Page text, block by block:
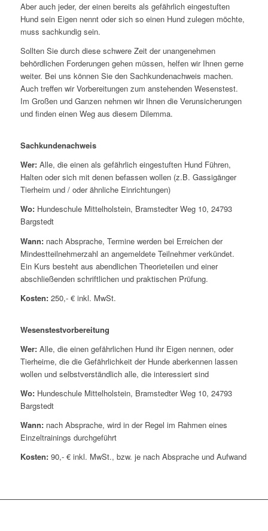
Aber auch jeder, der einen bereits als gefährlich eingestuften
Hund sein Eigen nennt oder sich so einen Hund zulegen möchte,
muss sachkundig sein.
Sollten Sie durch diese schwere Zeit der unangenehmen
behördlichen Forderungen gehen müssen, helfen wir Ihnen gerne
weiter. Bei uns können Sie den Sachkundenachweis machen.
Auch treffen wir Vorbereitungen zum anstehenden Wesenstest.
Im Großen und Ganzen nehmen wir Ihnen die Verunsicherungen
und finden einen Weg aus diesem Dilemma.
Sachkundenachweis
Wer: Alle, die einen als gefährlich eingestuften Hund Führen,
Halten oder sich mit denen befassen wollen (z.B. Gassigänger
Tierheim und / oder ähnliche Einrichtungen)
Wo:Hundeschule Mittelholstein, Bramstedter Weg 10, 24793
Bargstedt
Wann:nach Absprache, Termine werden bei Erreichen der
Mindestteilnehmerzahl an angemeldete Teilnehmer verkündet.
Ein Kurs besteht aus abendlichen Theorieteilen und einer
abschließenden schriftlichen und praktischen Prüfung.
Kosten: 250,- € inkl. MwSt.
Wesenstestvorbereitung
Wer: Alle, die einen gefährlichen Hund ihr Eigen nennen, oder
Tierheime, die die Gefährlichkeit der Hunde aberkennen lassen
wollen und selbstverständlich alle, die interessiert sind
Wo:Hundeschule Mittelholstein, Bramstedter Weg 10, 24793
Bargstedt
Wann:nach Absprache, wird in der Regel im Rahmen eines
Einzeltrainings durchgeführt
Kosten: 90,- € inkl. MwSt., bzw. je nach Absprache und Aufwand